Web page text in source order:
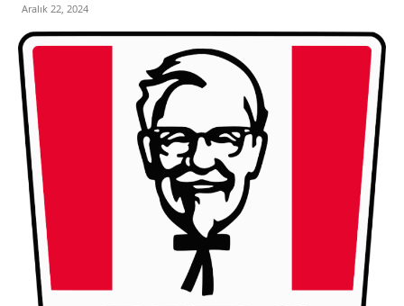
Aralık 22, 2024